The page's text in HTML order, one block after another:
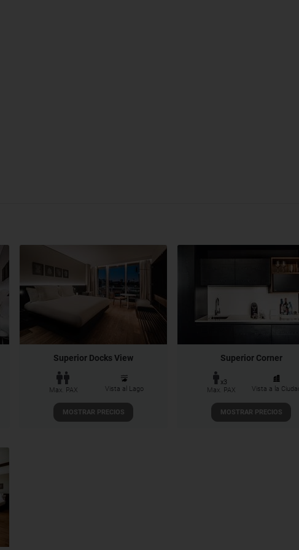
Superior Docks View
Max. PAX Vista al Lago
MOSTRAR PRECIOS
Superior Corner
x3
Max. PAX
Vista a la
MOSTRAR PRECIOS